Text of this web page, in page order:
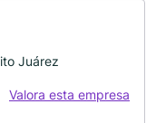
Juárez
Valora esta empresa